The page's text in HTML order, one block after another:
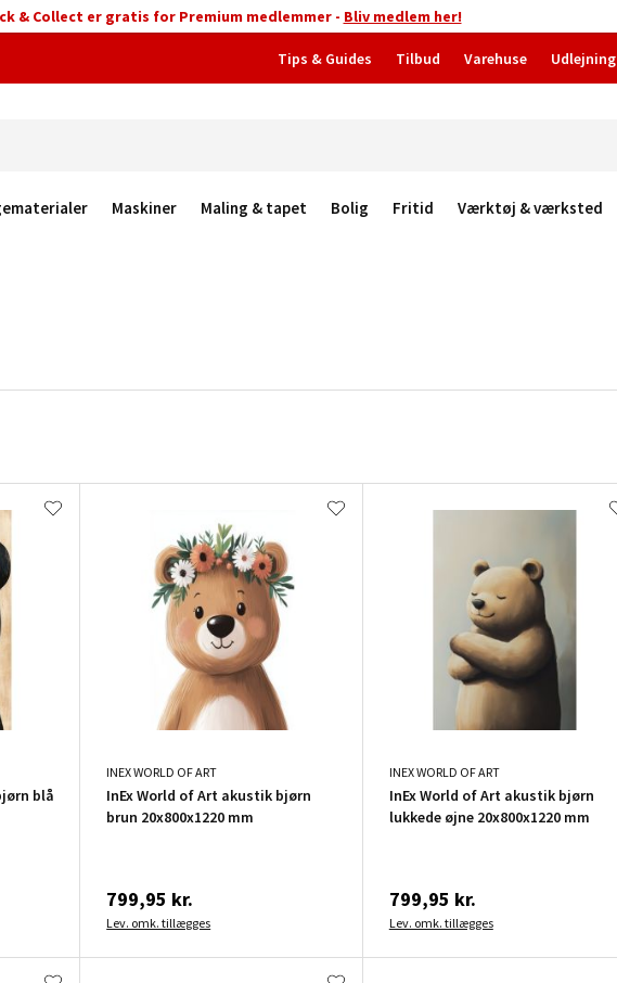
& Collect er gratis for Premium medlemmer - Bliv medlem her!
Tips & Guides Tilbud Varehuse Udlejning
Maskiner Maling & tapet Bolig Fritid Værktøj & værksted
blå
INEX WORLD OF ART
InEx World of Art akustik bjørn
brun 20x800x1220 mm
799,95 kr.
Lev. omk. tillægges
INEX WORLD OF ART
InEx World of Art akustik bjørn
lukkede øjne 20x800x1220 mm
799,95 kr.
Lev. omk. tillægges